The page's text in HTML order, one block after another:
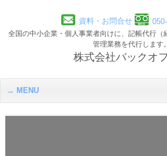
資料・お問合せ
全国の中小企業・個人事業者向けに、記帳代行（
管理業務を代行します。
株式会社バックオ
MENU